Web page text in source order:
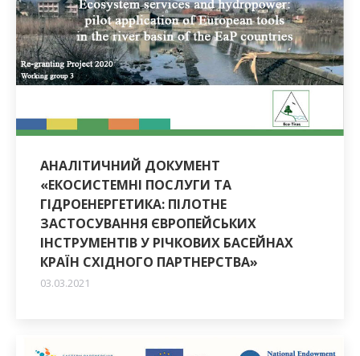
АНАЛІТИЧНИЙ ДОКУМЕНТ
«ЕКОСИСТЕМНІ ПОСЛУГИ ТА
ГІДРОЕНЕРГЕТИКА: ПІЛОТНЕ
ЗАСТОСУВАННЯ ЄВРОПЕЙСЬКИХ
ІНСТРУМЕНТІВ У РІЧКОВИХ БАСЕЙНАХ
КРАЇН СХІДНОГО ПАРТНЕРСТВА»
03.03.2021